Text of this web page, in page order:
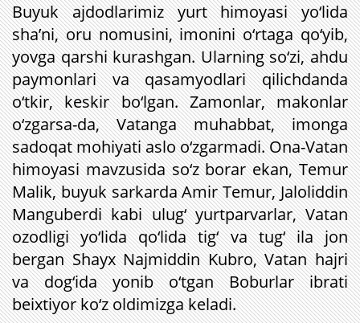
Buyuk ajdodlarimiz yurt himoyasi yo‘lida
sha’ni, oru nomusini, imonini o‘rtaga qo‘yib,
yovga qarshi kurashgan. Ularning so‘zi, ahdu
paymonlari va qasamyodlari qilichdanda
o‘tkir, keskir bo‘lgan. Zamonlar, makonlar
o‘zgarsa-da, Vatanga muhabbat, imonga
sadoqat mohiyati aslo o‘zgarmadi. Ona-Vatan
himoyasi mavzusida so‘z borar ekan, Temur
Malik, buyuk sarkarda Amir Temur, Jaloliddin
Manguberdi kabi ulug‘ yurtparvarlar, Vatan
ozodligi yo‘lida qo‘lida tig‘ va tug‘ ila jon
bergan Shayx Najmiddin Kubro, Vatan hajri
va dog‘ida yonib o‘tgan Boburlar ibrati
beixtiyor ko‘z oldimizga keladi.